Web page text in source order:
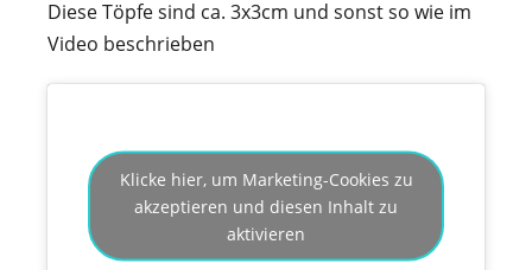
Diese Töpfe sind ca. 3x3cm und sonst so wie im
Video beschrieben
Klicke hier, um Marketing-Cookies zu
akzeptieren und diesen Inhalt zu
aktivieren